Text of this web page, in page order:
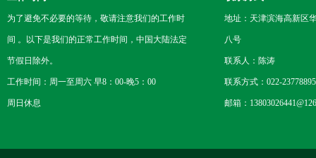
为了避免不必要的等待，敬请注意我们的工作时
间 。以下是我们的正常工作时间，中国大陆法定
节假日除外。
工作时间：周一至周六 早8：00-晚5：00
周日休息
地址：天津滨海高新区
八号
联系人：陈涛
联系方式：022-23778895
邮箱：